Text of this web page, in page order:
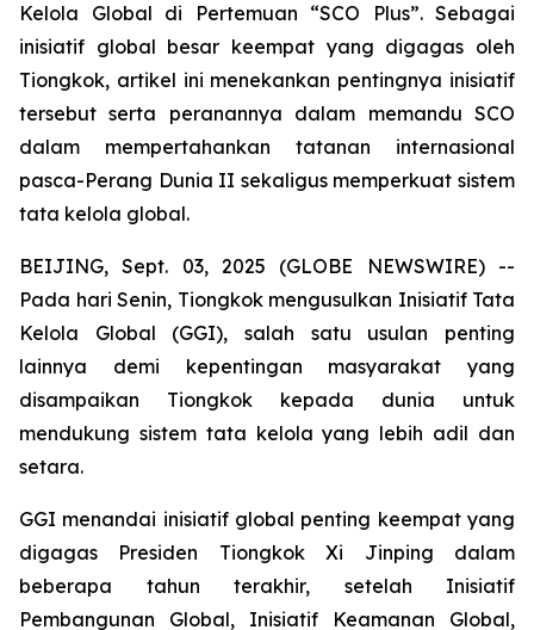
Kelola Global di Pertemuan “SCO Plus”. Sebagai
inisiatif global besar keempat yang digagas oleh
Tiongkok, artikel ini menekankan pentingnya inisiatif
tersebut serta peranannya dalam memandu SCO
dalam mempertahankan tatanan internasional
pasca-Perang Dunia II sekaligus memperkuat sistem
tata kelola global.
BEIJING, Sept. 03, 2025 (GLOBE NEWSWIRE) --
Pada hari Senin, Tiongkok mengusulkan Inisiatif Tata
Kelola Global (GGI), salah satu usulan penting
lainnya demi kepentingan masyarakat yang
disampaikan Tiongkok kepada dunia untuk
mendukung sistem tata kelola yang lebih adil dan
setara.
GGI menandai inisiatif global penting keempat yang
digagas Presiden Tiongkok Xi Jinping dalam
beberapa tahun terakhir, setelah Inisiatif
Pembangunan Global, Inisiatif Keamanan Global,